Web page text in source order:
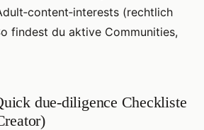
(rechtlich
findest du aktive Communities,
due‑diligence Checkliste